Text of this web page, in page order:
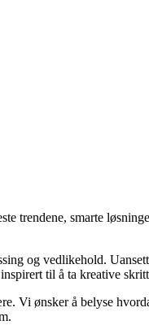
trendene, smarte
og vedlikehold.
til å ta kreative
Vi ønsker å belyse